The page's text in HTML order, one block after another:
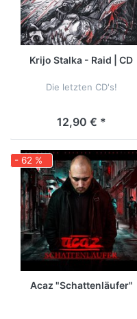
Krijo Stalka - Raid | CD
Die letzten CD's!
12,90 € *
- 62 %
Acaz "Schattenläufer"